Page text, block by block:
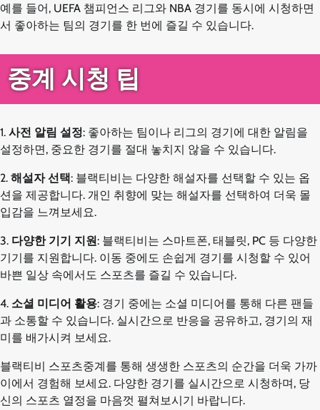
예를 들어, UEFA 챔피언스 리그와 NBA 경기를 동시에 시청하면
서 좋아하는 팀의 경기를 한 번에 즐길 수 있습니다.
중계 시청 팁
1. 사전 알림 설정: 좋아하는 팀이나 리그의 경기에 대한 알림을
설정하면, 중요한 경기를 절대 놓치지 않을 수 있습니다.
2. 해설자 선택: 블랙티비는 다양한 해설자를 선택할 수 있는 옵
션을 제공합니다. 개인 취향에 맞는 해설자를 선택하여 더욱 몰
입감을 느껴보세요.
3. 다양한 기기 지원: 블랙티비는 스마트폰, 태블릿, PC 등 다양한
기기를 지원합니다. 이동 중에도 손쉽게 경기를 시청할 수 있어
바쁜 일상 속에서도 스포츠를 즐길 수 있습니다.
4. 소셜 미디어 활용: 경기 중에는 소셜 미디어를 통해 다른 팬들
과 소통할 수 있습니다. 실시간으로 반응을 공유하고, 경기의 재
미를 배가시켜 보세요.
블랙티비 스포츠중계를 통해 생생한 스포츠의 순간을 더욱 가까
이에서 경험해 보세요. 다양한 경기를 실시간으로 시청하며, 당
신의 스포츠 열정을 마음껏 펼쳐보시기 바랍니다.